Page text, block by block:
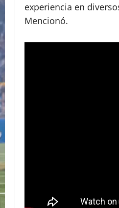
experiencia en
Mencionó.